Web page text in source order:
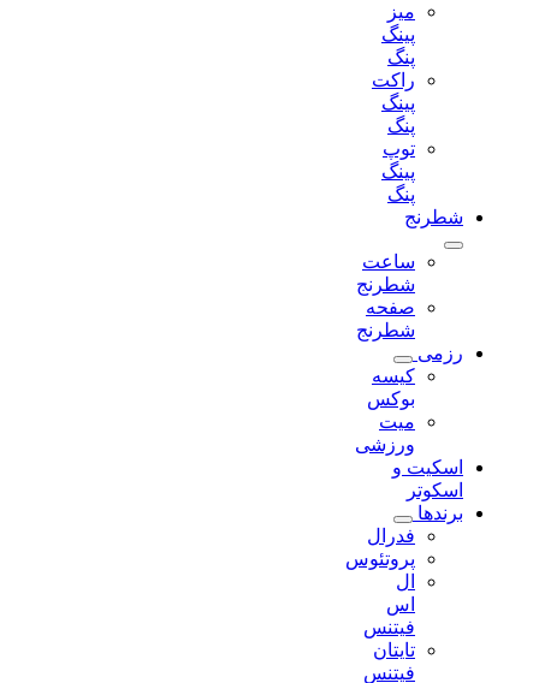
میز
راکت
توپ
شطرنج
ساعت
شطرنج
صفحه
شطرنج
رزمی
کیسه
بوکس
میت
ورزشی
اسکیت و
اسکوتر
برندها
فدرال
پروتئوس
فیتنس
تایتان
فیتنس